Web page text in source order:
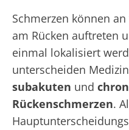
Schmerzen können
am Rücken auftreten
einmal lokalisiert
unterscheiden
subakuten und
Rückenschmerzen.